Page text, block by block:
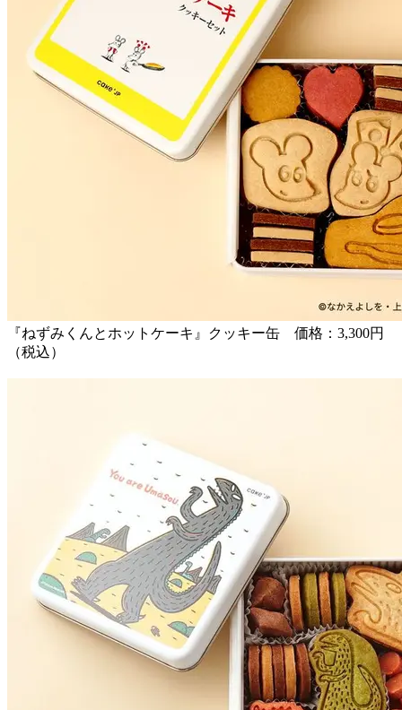
『ねずみくんとホットケーキ』クッキー缶 価格：3,300円
（税込）